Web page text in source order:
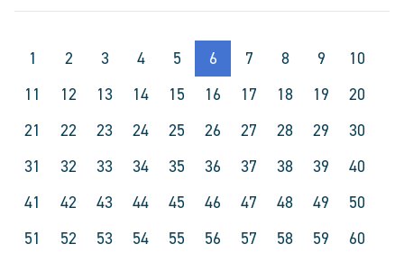
1 2 3 4 5 6 7 8 9
10
11
12 13 14 15 16 17 18 19
20
21
22 23 24 25 26 27 28 29
30
31
32 33 34 35 36 37 38 39
40
41
42 43 44 45 46 47 48 49
50
51
52 53 54 55 56 57 58 59
60